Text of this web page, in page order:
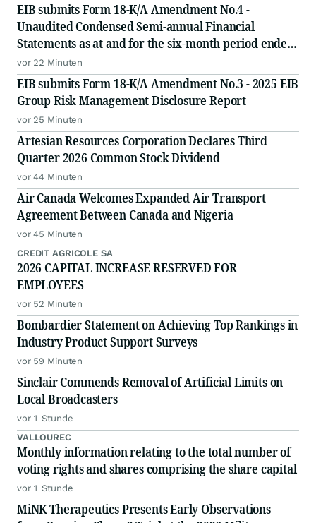
EIB submits Form 18-K/A Amendment No.4 -
Unaudited Condensed Semi-annual Financial
Statements as at and for the six-month period ended
June 30, 2026
vor 22 Minuten
EIB submits Form 18-K/A Amendment No.3 - 2025 EIB
Group Risk Management Disclosure Report
vor 25 Minuten
Artesian Resources Corporation Declares Third
Quarter 2026 Common Stock Dividend
vor 44 Minuten
Air Canada Welcomes Expanded Air Transport
Agreement Between Canada and Nigeria
vor 45 Minuten
CREDIT AGRICOLE SA
2026 CAPITAL INCREASE RESERVED FOR
EMPLOYEES
vor 52 Minuten
Bombardier Statement on Achieving Top Rankings in
Industry Product Support Surveys
vor 59 Minuten
Sinclair Commends Removal of Artificial Limits on
Local Broadcasters
vor 1 Stunde
VALLOUREC
Monthly information relating to the total number of
voting rights and shares comprising the share capital
vor 1 Stunde
MiNK Therapeutics Presents Early Observations